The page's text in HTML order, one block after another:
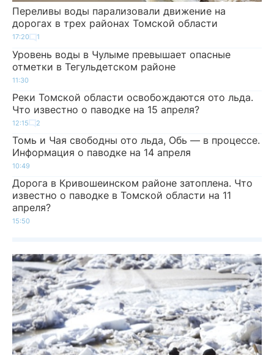
Переливы воды парализовали движение на
дорогах в трех районах Томской области
17:20 1
Уровень воды в Чулыме превышает опасные
отметки в Тегульдетском районе
11:30
Реки Томской области освобождаются ото льда.
Что известно о паводке на 15 апреля?
12:15 2
Томь и Чая свободны ото льда, Обь — в процессе.
Информация о паводке на 14 апреля
10:49
Дорога в Кривошеинском районе затоплена. Что
известно о паводке в Томской области на 11
апреля?
15:50